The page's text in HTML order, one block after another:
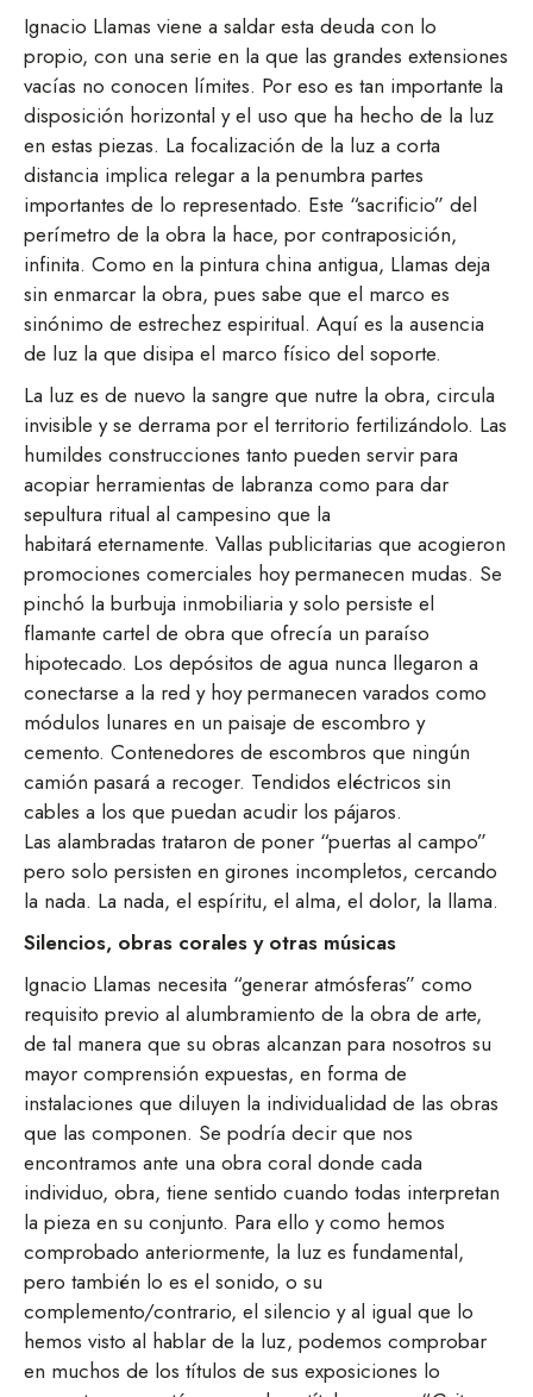
Ignacio Llamas viene a saldar esta deuda con lo
propio, con una serie en la que las grandes extensiones
vacías no conocen límites. Por eso es tan importante la
disposición horizontal y el uso que ha hecho de la luz
en estas piezas. La focalización de la luz a corta
distancia implica relegar a la penumbra partes
importantes de lo representado. Este “sacrificio” del
perímetro de la obra la hace, por contraposición,
infinita. Como en la pintura china antigua, Llamas deja
sin enmarcar la obra, pues sabe que el marco es
sinónimo de estrechez espiritual. Aquí es la ausencia
de luz la que disipa el marco físico del soporte.
La luz es de nuevo la sangre que nutre la obra, circula
invisible y se derrama por el territorio fertilizándolo. Las
humildes construcciones tanto pueden servir para
acopiar herramientas de labranza como para dar
sepultura ritual al campesino que la
habitará eternamente. Vallas publicitarias que acogieron
promociones comerciales hoy permanecen mudas. Se
pinchó la burbuja inmobiliaria y solo persiste el
flamante cartel de obra que ofrecía un paraíso
hipotecado. Los depósitos de agua nunca llegaron a
conectarse a la red y hoy permanecen varados como
módulos lunares en un paisaje de escombro y
cemento. Contenedores de escombros que ningún
camión pasará a recoger. Tendidos eléctricos sin
cables a los que puedan acudir los pájaros.
Las alambradas trataron de poner “puertas al campo”
pero solo persisten en girones incompletos, cercando
la nada. La nada, el espíritu, el alma, el dolor, la llama.
Silencios, obras corales y otras músicas
Ignacio Llamas necesita “generar atmósferas” como
requisito previo al alumbramiento de la obra de arte,
de tal manera que su obras alcanzan para nosotros su
mayor comprensión expuestas, en forma de
instalaciones que diluyen la individualidad de las obras
que las componen. Se podría decir que nos
encontramos ante una obra coral donde cada
individuo, obra, tiene sentido cuando todas interpretan
la pieza en su conjunto. Para ello y como hemos
comprobado anteriormente, la luz es fundamental,
pero también lo es el sonido, o su
complemento/contrario, el silencio y al igual que lo
hemos visto al hablar de la luz, podemos comprobar
en muchos de los títulos de sus exposiciones lo